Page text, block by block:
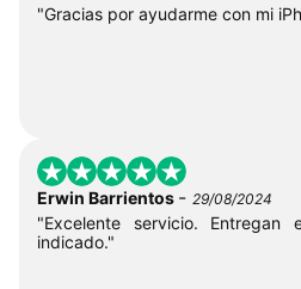
"Gracias por ayudarme con mi
Erwin Barrientos - 29/08/2024
"Excelente servicio.
indicado."